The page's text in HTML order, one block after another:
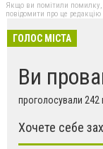
Якщо ви помітили помилку,
повідомити про це редакцію
ГОЛОС МІСТА
Ви
проголосували 242
Хочете себе